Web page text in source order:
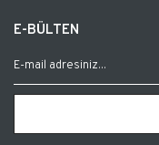
E-BÜLTEN